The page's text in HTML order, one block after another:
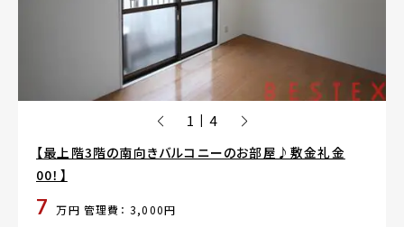
1 | 4
【最上階3階の南向きバルコニーのお部屋♪敷金礼金
00！】
7 万円 管理費： 3,000円